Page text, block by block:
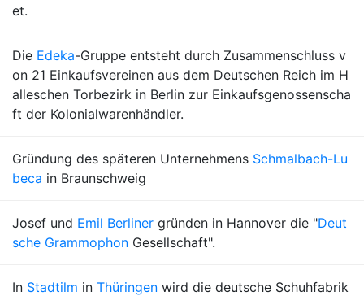
et.
Die Edeka-Gruppe entsteht durch Zusammenschluss v
on 21 Einkaufsvereinen aus dem Deutschen Reich im H
alleschen Torbezirk in Berlin zur Einkaufsgenossenscha
ft der Kolonialwarenhändler.
Gründung des späteren Unternehmens Schmalbach-Lu
beca in Braunschweig
Josef und Emil Berliner gründen in Hannover die "Deut
sche Grammophon Gesellschaft".
In Stadtilm in Thüringen wird die deutsche Schuhfabrik